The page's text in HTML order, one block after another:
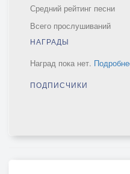
Средний рейтинг песни
Всего прослушиваний
НАГРАДЫ
Наград пока нет.
ПОДПИСЧИКИ